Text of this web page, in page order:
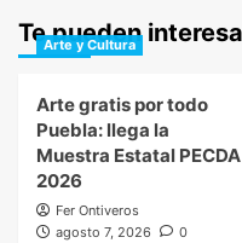
Te pueden
Arte y Cultura
Arte gratis por todo
Puebla: llega la
Muestra Estatal PECDA
2026
Fer Ontiveros
agosto 7, 2026
0